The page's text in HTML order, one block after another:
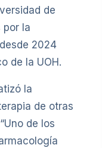
de
por la
2024
de la UOH.
la
de otras
de los